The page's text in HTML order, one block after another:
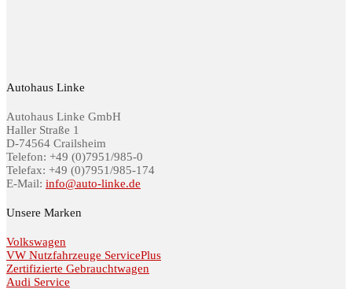
Autohaus Linke
Autohaus Linke GmbH
Haller Straße 1
D-74564 Crailsheim
Telefon: +49 (0)7951/985-0
Telefax: +49 (0)7951/985-174
E-Mail: info@auto-linke.de
Unsere Marken
Volkswagen
VW Nutzfahrzeuge ServicePlus
Zertifizierte Gebrauchtwagen
Audi Service